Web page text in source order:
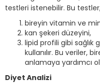
testleri istenebilir. Bu
bireyin vitamin ve
kan şekeri düzeyini,
lipid profili gibi sağlık
kullanılır. Bu veriler,
anlamaya yardımcı
Diyet Analizi